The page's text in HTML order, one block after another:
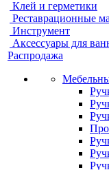
Клей и герметики
Реставрационные
Инструмент
Аксессуары для
Распродажа